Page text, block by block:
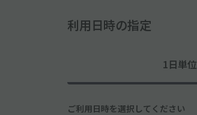
利用日時の指定
1日単位
ご利用日時を選択してください